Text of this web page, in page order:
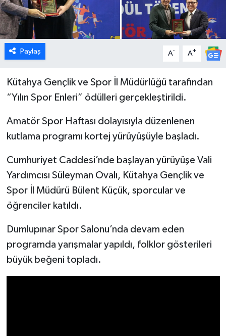
Paylaş A- A+
Kütahya Gençlik ve Spor İl Müdürlüğü tarafından
“Yılın Spor Enleri” ödülleri gerçekleştirildi.
Amatör Spor Haftası dolayısıyla düzenlenen
kutlama programı kortej yürüyüşüyle başladı.
Cumhuriyet Caddesi’nde başlayan yürüyüşe Vali
Yardımcısı Süleyman Ovalı, Kütahya Gençlik ve
Spor İl Müdürü Bülent Küçük, sporcular ve
öğrenciler katıldı.
Dumlupınar Spor Salonu’nda devam eden
programda yarışmalar yapıldı, folklor gösterileri
büyük beğeni topladı.
Foto Galeri
Gediz
Genel
Gündem
İlçeler
Köşe Yazıları
Kültür Sanat
Magazin
Otomobil